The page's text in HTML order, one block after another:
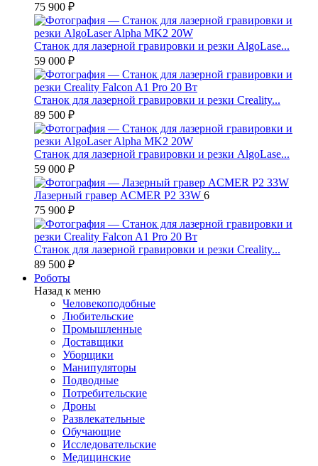
75 900 ₽
Станок для лазерной гравировки и резки AlgoLase...
59 000 ₽
Станок для лазерной гравировки и резки Creality...
89 500 ₽
Станок для лазерной гравировки и резки AlgoLase...
59 000 ₽
Лазерный гравер ACMER P2 33W 6
75 900 ₽
Станок для лазерной гравировки и резки Creality...
89 500 ₽
Роботы
Назад к меню
Человекоподобные
Любительские
Промышленные
Доставщики
Уборщики
Манипуляторы
Подводные
Потребительские
Дроны
Развлекательные
Обучающие
Исследовательские
Медицинские